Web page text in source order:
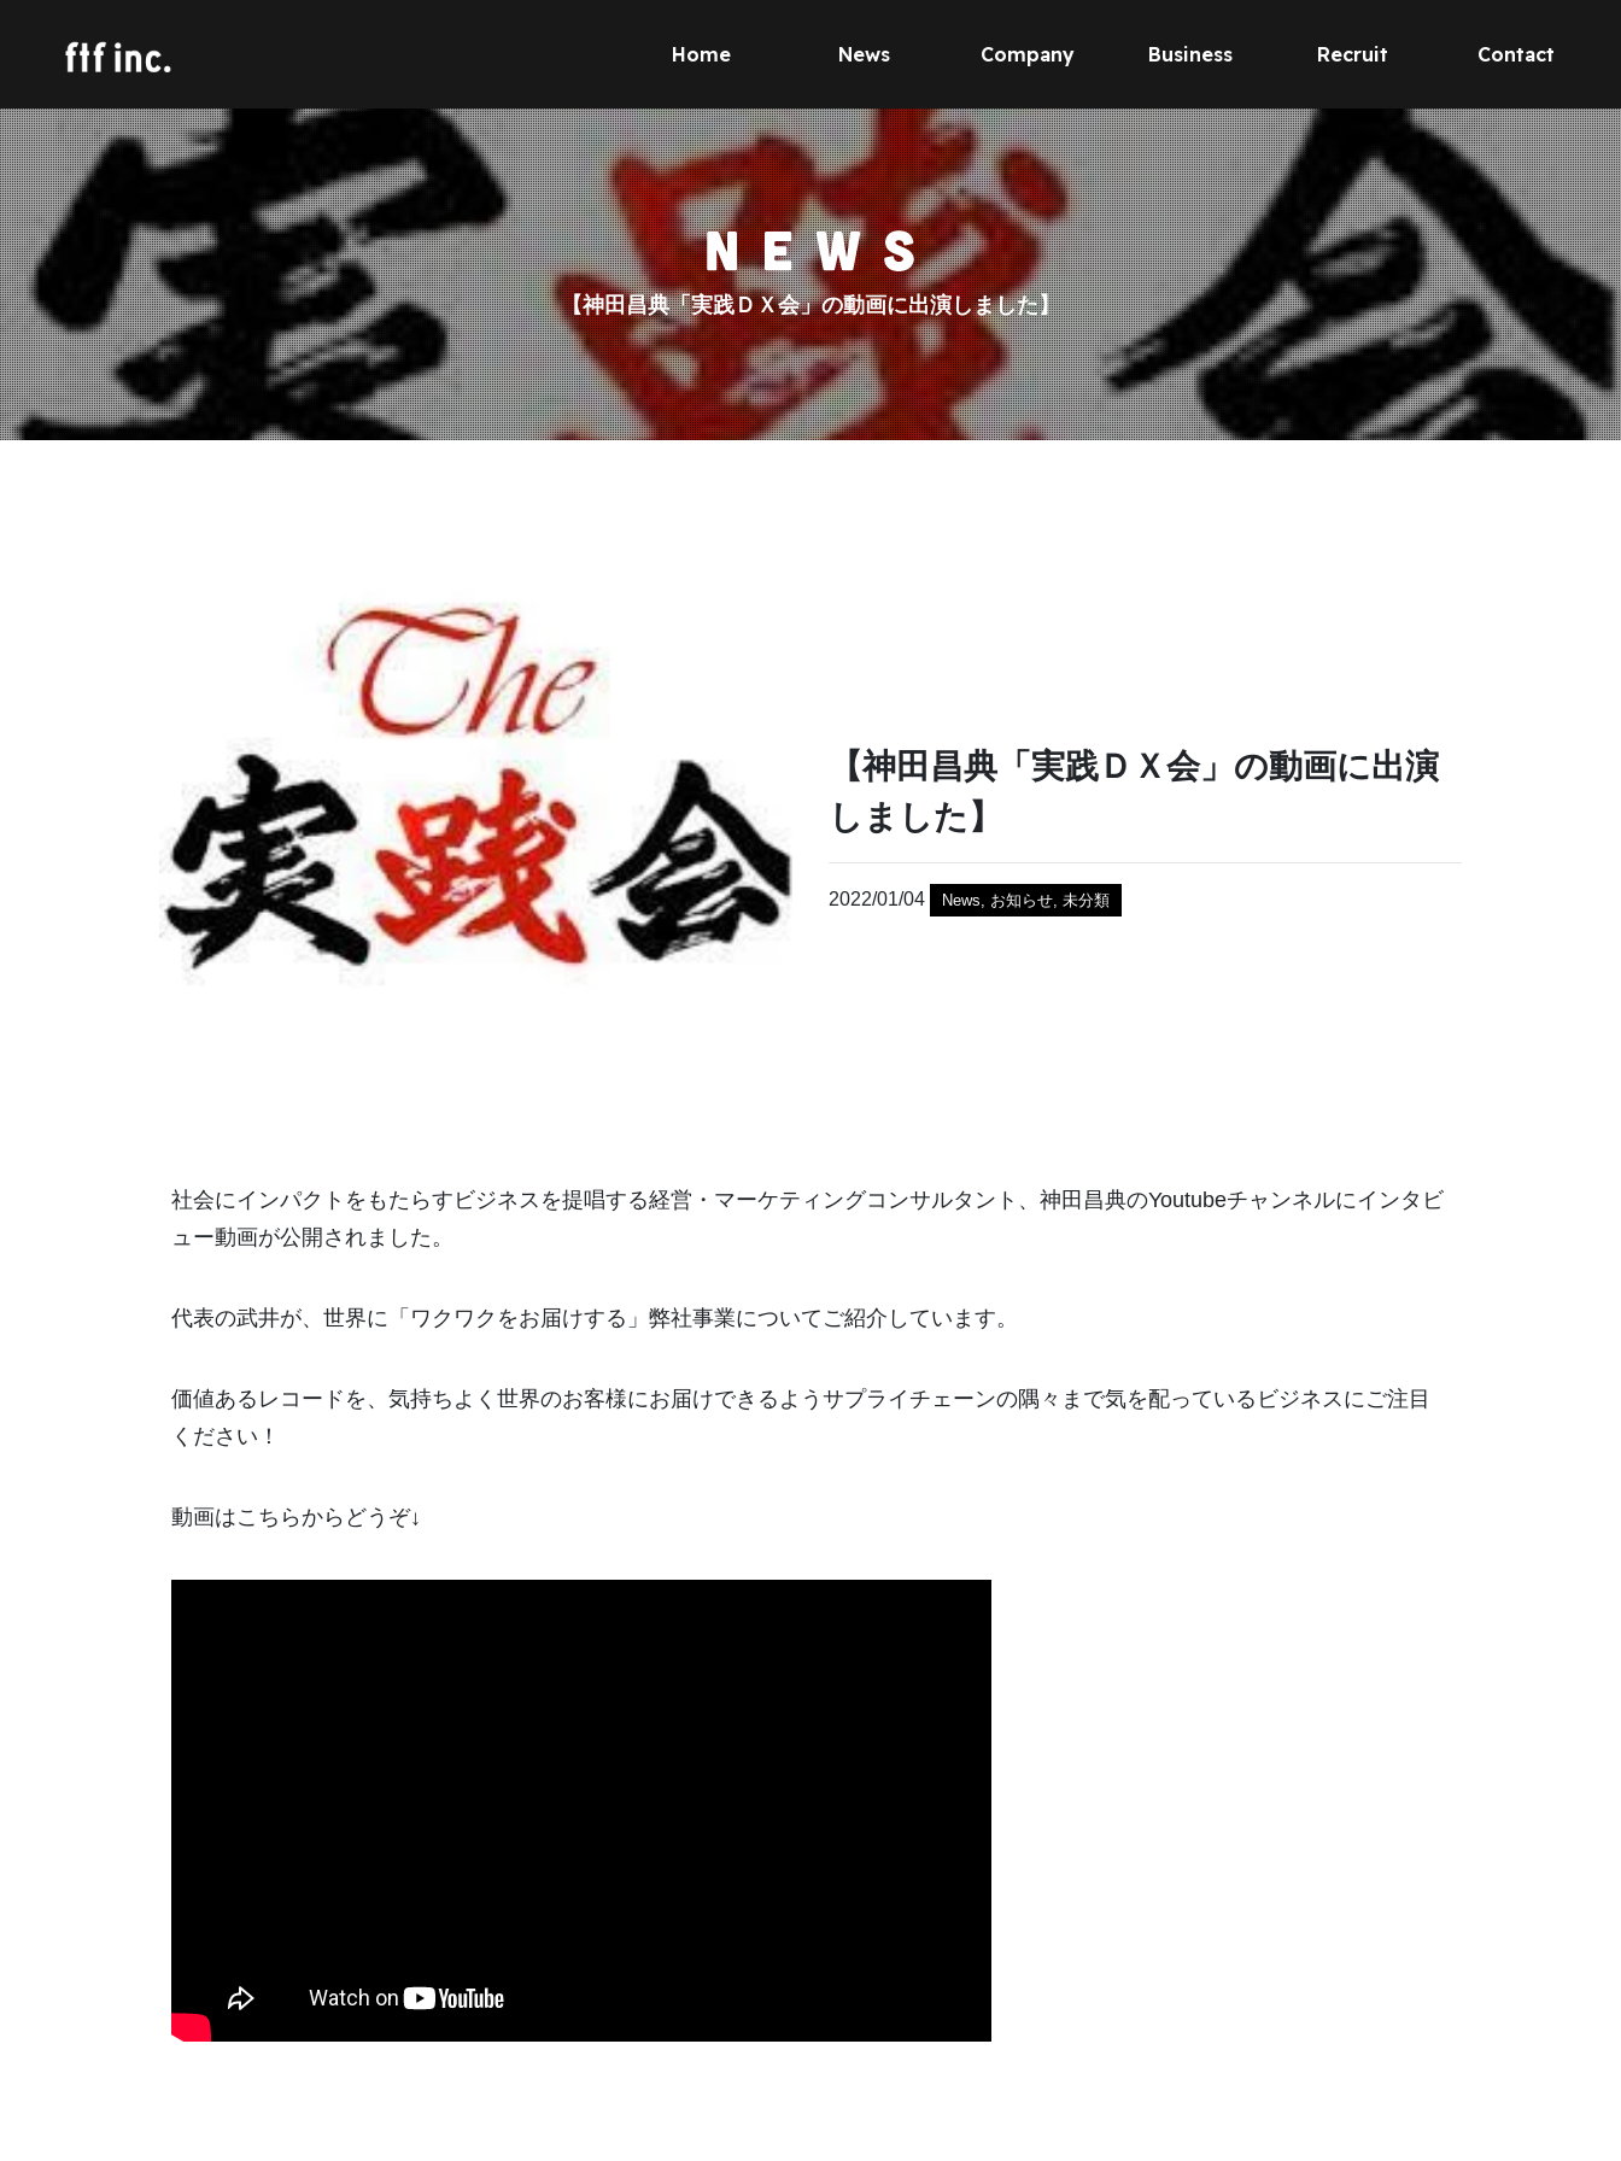
Home News Company Business Recruit Contact
【神田昌典「実践ＤＸ会」の動画に出演しました】
【神田昌典「実践ＤＸ会」の動画に出演
しました】
2022/01/04 News, お知らせ, 未分類
社会にインパクトをもたらすビジネスを提唱する経営・マーケティングコンサルタント、神田昌典のYoutubeチャンネルにインタビ
ュー動画が公開されました。
代表の武井が、世界に「ワクワクをお届けする」弊社事業についてご紹介しています。
価値あるレコードを、気持ちよく世界のお客様にお届けできるようサプライチェーンの隅々まで気を配っているビジネスにご注目
ください！
動画はこちらからどうぞ↓